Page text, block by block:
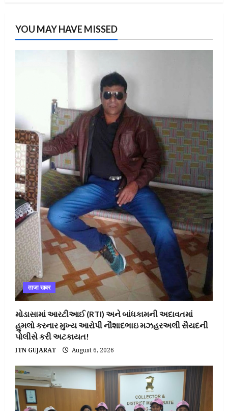
YOU MAY HAVE MISSED
ताजा खबर
મોડાસામાં આરટીઆઈ (RTI) અને બાંધકામની અદાવતમાં
હુમલો કરનાર મુખ્ય આરોપી નૌશાદભાઇ મઝહરઅલી સૈયદની
પોલીસે કરી અટકાયત!
ITN GUJARAT August 6, 2026